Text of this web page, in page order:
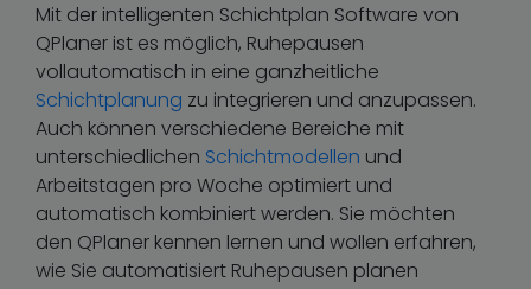
Mit der intelligenten Schichtplan Software von
QPlaner ist es möglich, Ruhepausen
vollautomatisch in eine ganzheitliche
Schichtplanung zu integrieren und anzupassen.
Auch können verschiedene Bereiche mit
unterschiedlichen Schichtmodellen und
Arbeitstagen pro Woche optimiert und
automatisch kombiniert werden. Sie möchten
den QPlaner kennen lernen und wollen erfahren,
wie Sie automatisiert Ruhepausen planen